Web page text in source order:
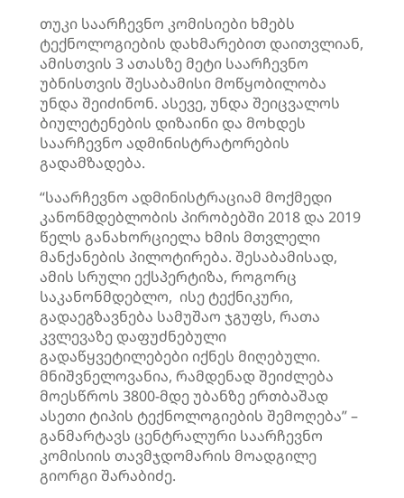
თუკი საარჩევნო კომისიები ხმებს
ტექნოლოგიების დახმარებით დაითვლიან,
ამისთვის 3 ათასზე მეტი საარჩევნო
უბნისთვის შესაბამისი მოწყობილობა
უნდა შეიძინონ. ასევე, უნდა შეიცვალოს
ბიულეტენების დიზაინი და მოხდეს
საარჩევნო ადმინისტრატორების
გადამზადება.
“საარჩევნო ადმინისტრაციამ მოქმედი
კანონმდებლობის პირობებში 2018 და 2019
წელს განახორციელა ხმის მთვლელი
მანქანების პილოტირება. შესაბამისად,
ამის სრული ექსპერტიზა, როგორც
საკანონმდებლო, ისე ტექნიკური,
გადაეგზავნება სამუშაო ჯგუფს, რათა
კვლევაზე დაფუძნებული
გადაწყვეტილებები იქნეს მიღებული.
მნიშვნელოვანია, რამდენად შეიძლება
მოესწროს 3800-მდე უბანზე ერთბაშად
ასეთი ტიპის ტექნოლოგიების შემოღება” –
განმარტავს ცენტრალური საარჩევნო
კომისიის თავმჯდომარის მოადგილე
გიორგი შარაბიძე.